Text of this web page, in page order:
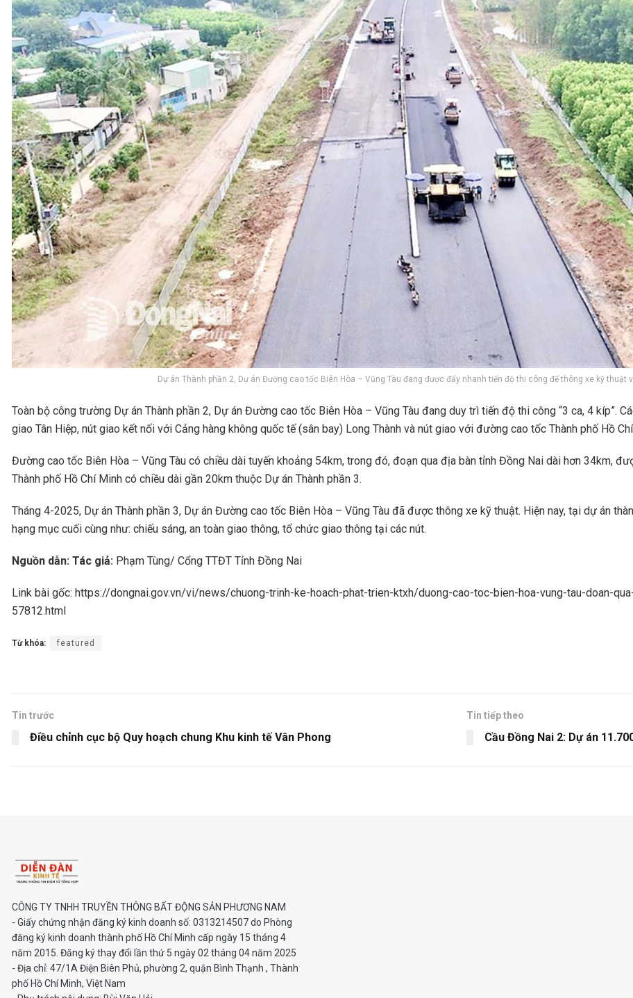
Dự án Thành phần 2, Dự án Đường cao tốc Biên Hòa – Vũng Tàu đang được đẩy nhanh tiến độ thi công để thông xe kỹ thuật
Toàn bộ công trường Dự án Thành phần 2, Dự án Đường cao tốc Biên Hòa – Vũng Tàu đang duy trì tiến độ thi công “3 ca, 4 kíp”.
giao Tân Hiệp, nút giao kết nối với Cảng hàng không quốc tế (sân bay) Long Thành và nút giao với đường cao tốc Thành phố Hồ
Đường cao tốc Biên Hòa – Vũng Tàu có chiều dài tuyến khoảng 54km, trong đó, đoạn qua địa bàn tỉnh Đồng Nai dài hơn 34km,
Thành phố Hồ Chí Minh có chiều dài gần 20km thuộc Dự án Thành phần 3.
Tháng 4-2025, Dự án Thành phần 3, Dự án Đường cao tốc Biên Hòa – Vũng Tàu đã được thông xe kỹ thuật. Hiện nay, tại dự án
hạng mục cuối cùng như: chiếu sáng, an toàn giao thông, tổ chức giao thông tại các nút.
Nguồn dẫn: Tác giả: Phạm Tùng/ Cổng TTĐT Tỉnh Đồng Nai
Link bài gốc: https://dongnai.gov.vn/vi/news/chuong-trinh-ke-hoach-phat-trien-ktxh/duong-cao-toc-bien-hoa-vung-tau-doan-
57812.html
Từ khóa: featured
Tin trước
Điều chỉnh cục bộ Quy hoạch chung Khu kinh tế Vân Phong
Tin tiếp theo
Cầu Đồng Nai 2: Dự án
CÔNG TY TNHH TRUYỀN THÔNG BẤT ĐỘNG SẢN PHƯƠNG NAM
- Giấy chứng nhận đăng ký kinh doanh số: 0313214507 do Phòng
đăng ký kinh doanh thành phố Hồ Chí Minh cấp ngày 15 tháng 4
năm 2015. Đăng ký thay đổi lần thứ 5 ngày 02 tháng 04 năm 2025
- Địa chỉ: 47/1A Điện Biên Phủ, phường 2, quận Bình Thạnh , Thành
phố Hồ Chí Minh, Việt Nam